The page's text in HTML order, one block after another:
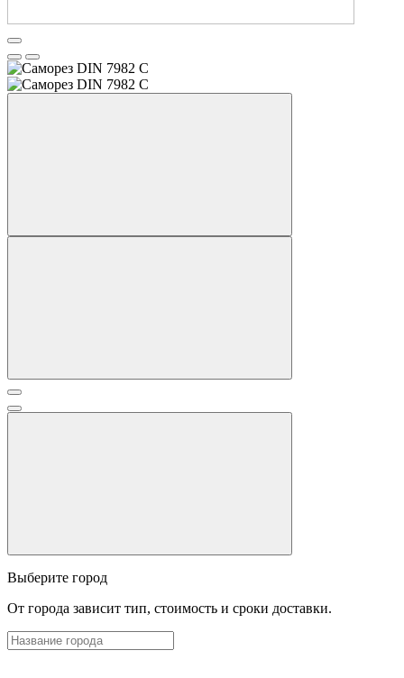
Выберите город
От города зависит тип, стоимость и сроки доставки.